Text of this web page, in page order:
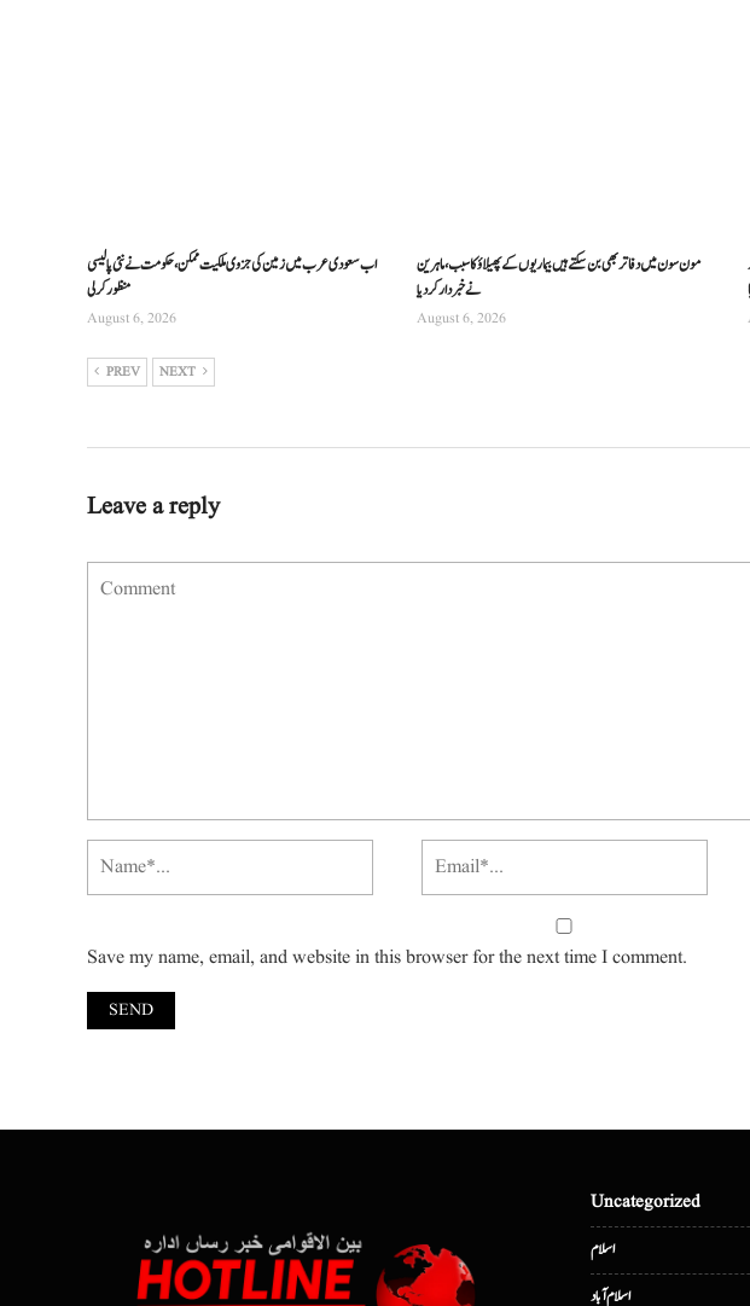
اب سعودی عرب میں زمین کی جزوی ملکیت ممکن، حکومت نے نئی پالیسی
منظور کرلی
August 6, 2026
مون سون میں دفاتر بھی بن سکتے ہیں بیماریوں کے پھیلاؤ کا سبب، ماہرین
نے خبردار کر دیا
August 6, 2026
ہزار
PREV NEXT
Leave a reply
Save my name, email, and website in this browser for the next time I comment.
Uncategorized
اسلام
اسلام آباد